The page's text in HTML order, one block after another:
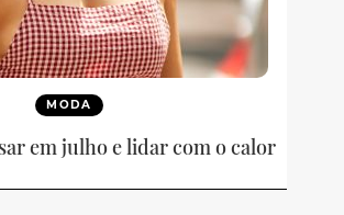
MODA
em julho e lidar com o calor